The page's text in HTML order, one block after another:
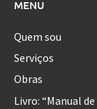
MENU
Quem sou
Serviços
Obras
Livro: “Manual